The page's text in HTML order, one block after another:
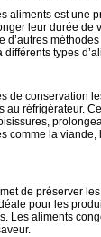
aliments est une
leur durée de
d’autres
types
de conservation
au réfrigérateur.
comme la viande,
de préserver
pour les
Les aliments